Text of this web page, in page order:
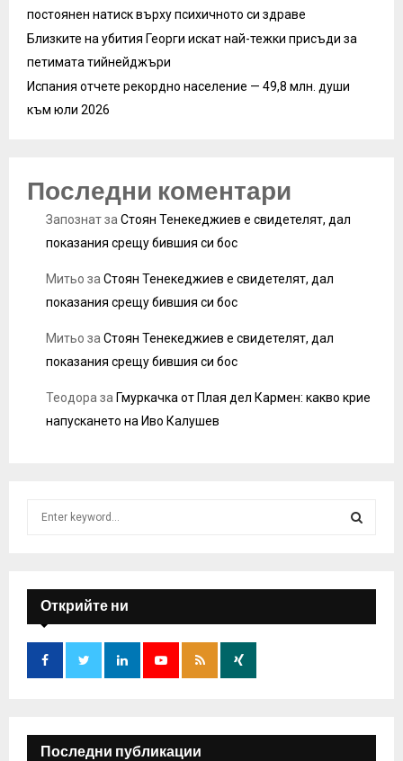
постоянен натиск върху психичното си здраве
Близките на убития Георги искат най-тежки присъди за
петимата тийнейджъри
Испания отчете рекордно население — 49,8 млн. души
към юли 2026
Последни коментари
ЗапознатзаСтоян Тенекеджиев е свидетелят, дал
показания срещу бившия си бос
Митьо заСтоян Тенекеджиев е свидетелят, дал
показания срещу бившия си бос
Митьо заСтоян Тенекеджиев е свидетелят, дал
показания срещу бившия си бос
Теодораза Гмуркачка от Плая дел Кармен: какво крие
напускането на Иво Калушев
f
o
:
E
A
H
Открийте ни
Последни публикации